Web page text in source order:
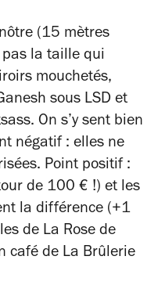
(15 mètres
pas la taille qui
mouchetés,
sous LSD et
On s’y sent bien
négatif : elles ne
Point positif :
de 100 € !) et les
la différence (+1
de La Rose de
café de La Brûlerie